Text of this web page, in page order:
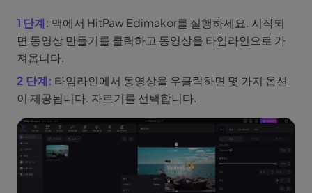
1 단계: 맥에서 HitPaw Edimakor를 실행하세요. 시작되
면 동영상 만들기를 클릭하고 동영상을 타임라인으로 가
져옵니다.
2 단계: 타임라인에서 동영상을 우클릭하면 몇 가지 옵션
이 제공됩니다. 자르기를 선택합니다.